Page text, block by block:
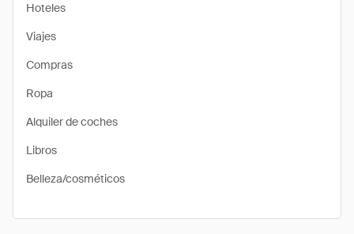
Hoteles
Viajes
Compras
Ropa
Alquiler de coches
Libros
Belleza/cosméticos